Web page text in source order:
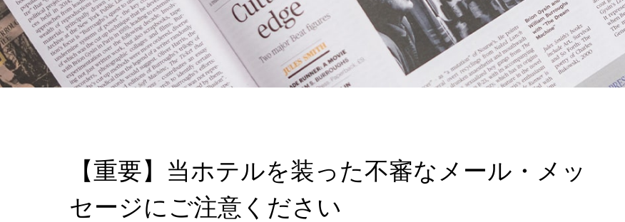
【重要】当ホテルを装った不審なメール・メッ
セージにご注意ください